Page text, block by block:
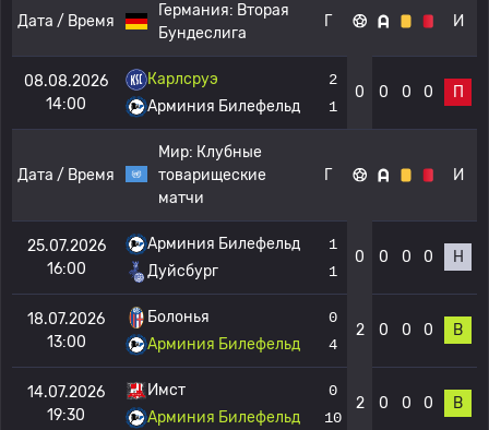
Дата / Время
Германия: Вторая
Бундеслига
Г И
08.08.2026
14:00
Карлсруэ
Арминия Билефельд
2
1
0 0 0 0 П
Дата / Время
Мир: Клубные
товарищеские
матчи
Г И
25.07.2026
16:00
Арминия Билефельд
Дуйсбург
1
1
0 0 0 0 Н
18.07.2026
13:00
Болонья
Арминия Билефельд
0
4
2 0 0 0 В
14.07.2026
19:30
Имст
Арминия Билефельд
0
10
2 0 0 0 В